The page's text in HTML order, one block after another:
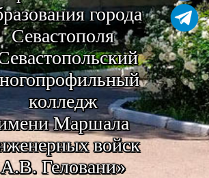
города
Севастополя
колледж
Маршала
войск
А.В. Геловани»